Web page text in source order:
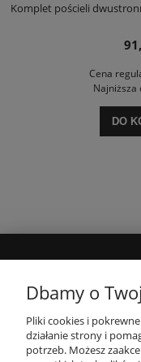
Komplet pościeli
Cena
Najniższa
DO
Dbamy o
Pliki cookies i
działanie strony i
potrzeb. Możesz